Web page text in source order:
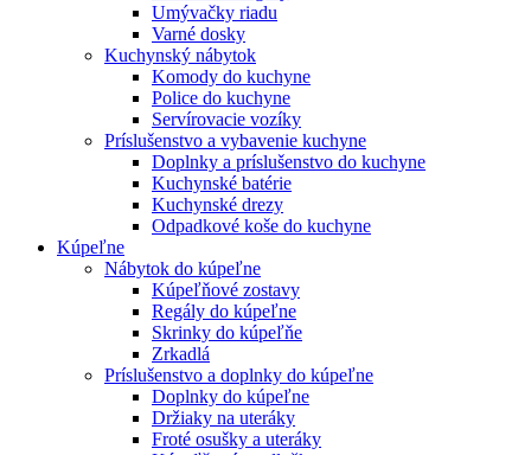
Umývačky riadu
Varné dosky
Kuchynský nábytok
Komody do kuchyne
Police do kuchyne
Servírovacie vozíky
Príslušenstvo a vybavenie kuchyne
Doplnky a príslušenstvo do kuchyne
Kuchynské batérie
Kuchynské drezy
Odpadkové koše do kuchyne
Kúpeľne
Nábytok do kúpeľne
Kúpeľňové zostavy
Regály do kúpeľne
Skrinky do kúpeľňe
Zrkadlá
Príslušenstvo a doplnky do kúpeľne
Doplnky do kúpeľne
Držiaky na uteráky
Froté osušky a uteráky